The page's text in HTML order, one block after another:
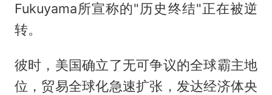
Fukuyama所宣称的"历史终结"正在被逆
转。
彼时，美国确立了无可争议的全球霸主地
位，贸易全球化急速扩张，发达经济体央